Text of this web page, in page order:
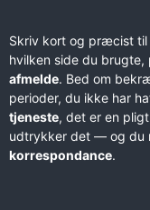
Skriv kort og præcist til
hvilken side du
afmelde. Bed om
perioder, du ikke har
tjeneste, det er en
udtrykker det — og du
korrespondance.